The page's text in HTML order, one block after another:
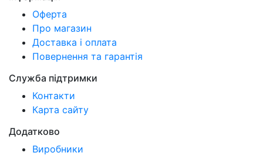
Оферта
Про магазин
Доставка і оплата
Повернення та гарантія
Служба підтримки
Контакти
Карта сайту
Додатково
Виробники